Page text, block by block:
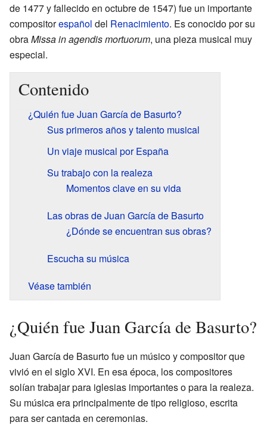
de 1477 y fallecido en octubre de 1547) fue un importante
compositorespañol del Renacimiento. Es conocido por su
obraMissa in agendis mortuorum, una pieza musical muy
especial.
Contenido
¿Quién fue Juan García de Basurto?
Sus primeros años y talento musical
Un viaje musical por España
Su trabajo con la realeza
Momentos clave en su vida
Las obras de Juan García de Basurto
¿Dónde se encuentran sus obras?
Escucha su música
Véase también
¿Quién fue Juan García de Basurto?
Juan García de Basurto fue un músico y compositor que
vivió en el siglo XVI. En esa época, los compositores
solían trabajar para iglesias importantes o para la realeza.
Su música era principalmente de tipo religioso, escrita
para ser cantada en ceremonias.